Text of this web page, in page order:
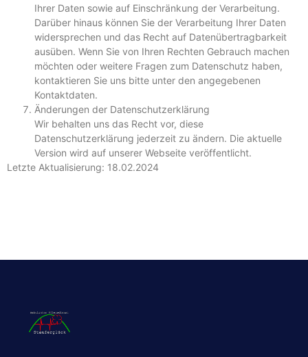
Ihrer Daten sowie auf Einschränkung der Verarbeitung.
Darüber hinaus können Sie der Verarbeitung Ihrer Daten
widersprechen und das Recht auf Datenübertragbarkeit
ausüben. Wenn Sie von Ihren Rechten Gebrauch machen
möchten oder weitere Fragen zum Datenschutz haben,
kontaktieren Sie uns bitte unter den angegebenen
Kontaktdaten.
Änderungen der Datenschutzerklärung
Wir behalten uns das Recht vor, diese
Datenschutzerklärung jederzeit zu ändern. Die aktuelle
Version wird auf unserer Webseite veröffentlicht.
Letzte Aktualisierung: 18.02.2024